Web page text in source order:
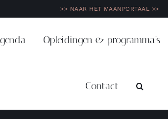
>> NAAR HET MAANPORTAAL >>
Opleidingen & programma’s
Contact